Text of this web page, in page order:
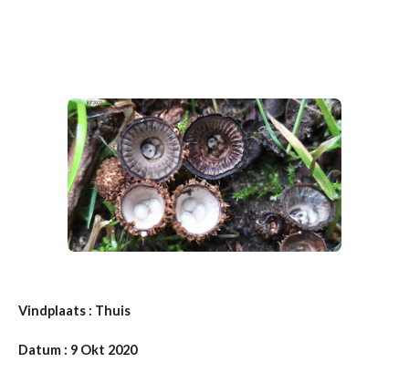
Vindplaats : Thuis
Datum : 9 Okt 2020